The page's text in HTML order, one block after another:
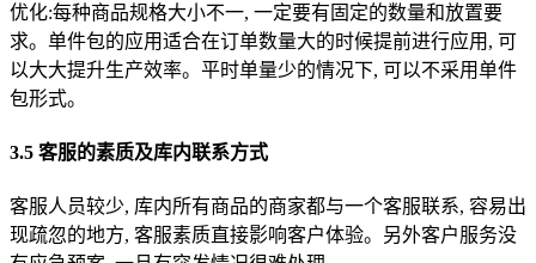
优化:每种商品规格大小不一, 一定要有固定的数量和放置要
求。单件包的应用适合在订单数量大的时候提前进行应用, 可
以大大提升生产效率。平时单量少的情况下, 可以不采用单件
包形式。
3.5 客服的素质及库内联系方式
客服人员较少, 库内所有商品的商家都与一个客服联系, 容易出
现疏忽的地方, 客服素质直接影响客户体验。另外客户服务没